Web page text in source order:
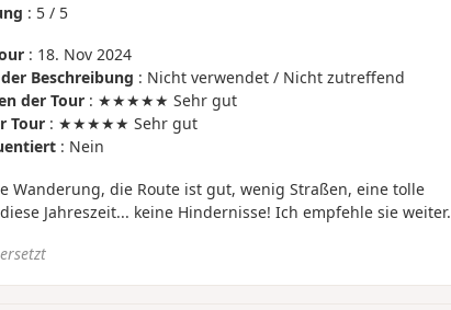
: 5/ 5
: 18. Nov 2024
Beschreibung : Nicht verwendet / Nicht zutreffend
der Tour: ★★★★★ Sehr gut
Tour: ★★★★★ Sehr gut
: Nein
Wanderung, die Route ist gut, wenig Straßen, eine tolle
Jahreszeit... keine Hindernisse! Ich empfehle sie weiter.